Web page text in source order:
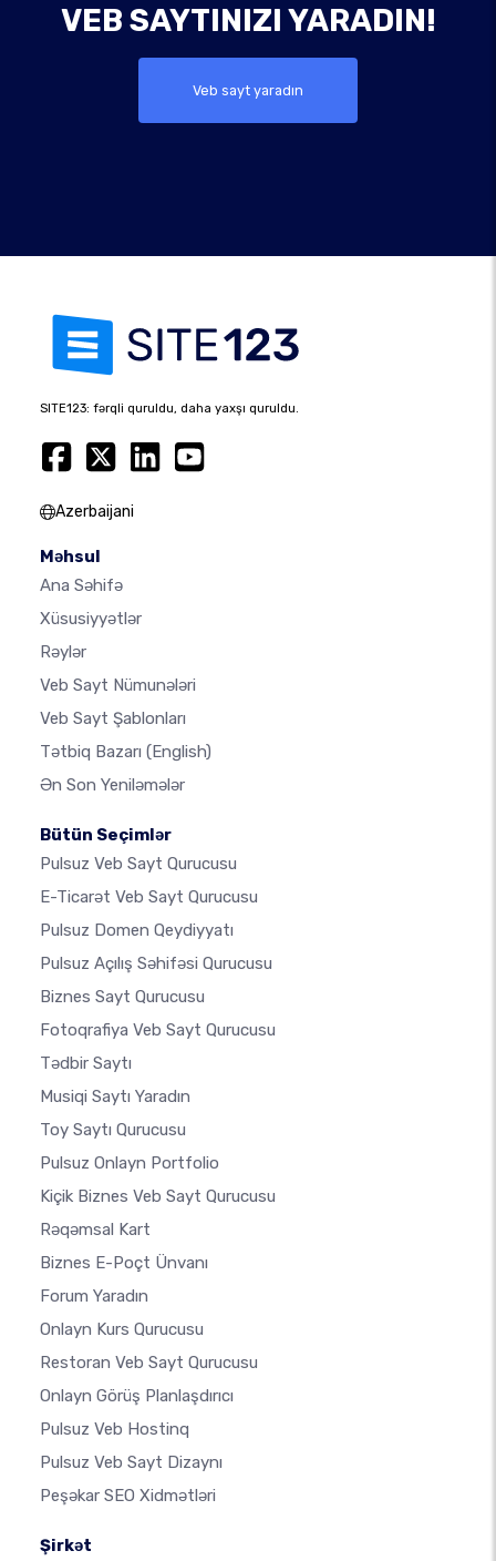
VEB SAYTINIZI YARADIN!
Veb sayt yaradın
SITE123: fərqli quruldu, daha yaxşı quruldu.
Azerbaijani
Məhsul
Ana Səhifə
Xüsusiyyətlər
Rəylər
Veb Sayt Nümunələri
Veb Sayt Şablonları
Tətbiq Bazarı (English)
Ən Son Yeniləmələr
Bütün Seçimlər
Pulsuz Veb Sayt Qurucusu
E-Ticarət Veb Sayt Qurucusu
Pulsuz Domen Qeydiyyatı
Pulsuz Açılış Səhifəsi Qurucusu
Biznes Sayt Qurucusu
Fotoqrafiya Veb Sayt Qurucusu
Tədbir Saytı
Musiqi Saytı Yaradın
Toy Saytı Qurucusu
Pulsuz Onlayn Portfolio
Kiçik Biznes Veb Sayt Qurucusu
Rəqəmsal Kart
Biznes E-Poçt Ünvanı
Forum Yaradın
Onlayn Kurs Qurucusu
Restoran Veb Sayt Qurucusu
Onlayn Görüş Planlaşdırıcı
Pulsuz Veb Hostinq
Pulsuz Veb Sayt Dizaynı
Peşəkar SEO Xidmətləri
Şirkət